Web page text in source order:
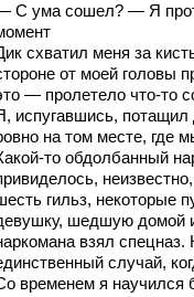
С ума сошел? — Я
схватил меня за
от моей головы
— пролетело что-то
испугавшись,
на том месте, где
то обдолбанный
гильз, некоторые
шедшую домой
взял
случай,
временем я научился